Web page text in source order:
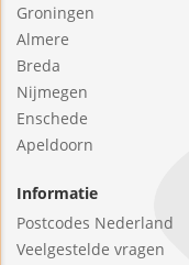
Groningen
Almere
Breda
Nijmegen
Enschede
Apeldoorn
Informatie
Postcodes Nederland
Veelgestelde vragen